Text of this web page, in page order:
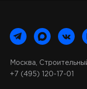
Москва,
+7 (495) 120-17-01